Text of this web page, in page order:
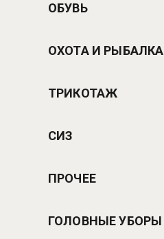
ОБУВЬ
ОХОТА И РЫБАЛКА
ТРИКОТАЖ
СИЗ
ПРОЧЕЕ
ГОЛОВНЫЕ УБОРЫ